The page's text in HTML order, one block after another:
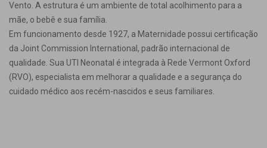
Vento. A estrutura é um ambiente de total acolhimento para a
mãe, o bebê e sua família.
Em funcionamento desde 1927, a Maternidade possui certificação
da Joint Commission International, padrão internacional de
qualidade. Sua UTI Neonatal é integrada à Rede Vermont Oxford
(RVO), especialista em melhorar a qualidade e a segurança do
cuidado médico aos recém-nascidos e seus familiares.